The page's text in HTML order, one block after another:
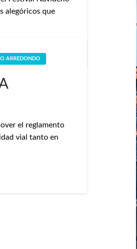
alegóricos que
ARREDONDO
el reglamento
vial tanto en